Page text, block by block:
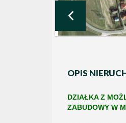
OPIS
DZIAŁKA Z
ZABUDOWY W